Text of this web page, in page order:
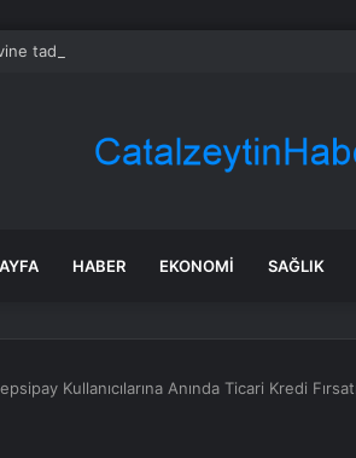
tadilat yapan çift, gizli bölmede deste
HABER EKONOMI SAĞLIK
Kullanıcılarına Anında Ticari Kredi Fırsatı